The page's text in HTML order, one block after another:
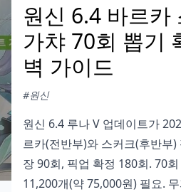
원신 6.4 바르카
가챠 70회 뽑기
벽 가이드
#원신
원신 6.4 루나 V 업데이트가
르카(전반부)와 스커크(후반부)
장 90회, 픽업 확정 180회. 70
11,200개(약 75,000원) 필요.